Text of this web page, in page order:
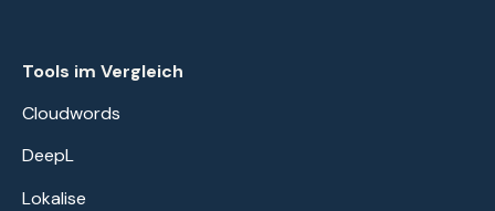
Tools im Vergleich
Cloudwords
DeepL
Lokalise